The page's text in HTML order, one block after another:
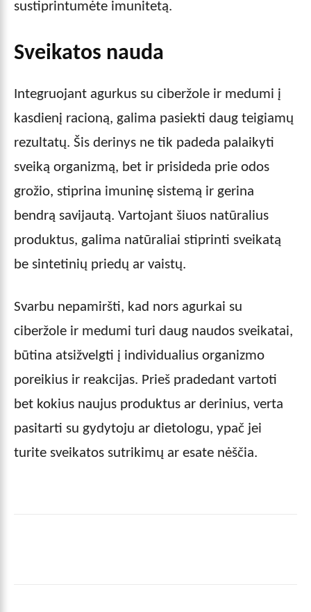
sustiprintumėte imunitetą.
Sveikatos nauda
Integruojant agurkus su ciberžole ir medumi į
kasdienį racioną, galima pasiekti daug teigiamų
rezultatų. Šis derinys ne tik padeda palaikyti
sveiką organizmą, bet ir prisideda prie odos
grožio, stiprina imuninę sistemą ir gerina
bendrą savijautą. Vartojant šiuos natūralius
produktus, galima natūraliai stiprinti sveikatą
be sintetinių priedų ar vaistų.
Svarbu nepamiršti, kad nors agurkai su
ciberžole ir medumi turi daug naudos sveikatai,
būtina atsižvelgti į individualius organizmo
poreikius ir reakcijas. Prieš pradedant vartoti
bet kokius naujus produktus ar derinius, verta
pasitarti su gydytoju ar dietologu, ypač jei
turite sveikatos sutrikimų ar esate nėščia.